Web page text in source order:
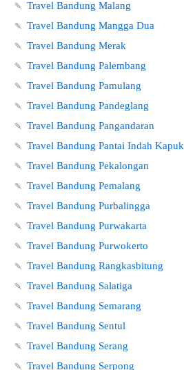
🍡 Travel Bandung Malang
🍡 Travel Bandung Mangga Dua
🍡 Travel Bandung Merak
🍡 Travel Bandung Palembang
🍡 Travel Bandung Pamulang
🍡 Travel Bandung Pandeglang
🍡 Travel Bandung Pangandaran
🍡 Travel Bandung Pantai Indah Kapuk
🍡 Travel Bandung Pekalongan
🍡 Travel Bandung Pemalang
🍡 Travel Bandung Purbalingga
🍡 Travel Bandung Purwakarta
🍡 Travel Bandung Purwokerto
🍡 Travel Bandung Rangkasbitung
🍡 Travel Bandung Salatiga
🍡 Travel Bandung Semarang
🍡 Travel Bandung Sentul
🍡 Travel Bandung Serang
🍡 Travel Bandung Serpong